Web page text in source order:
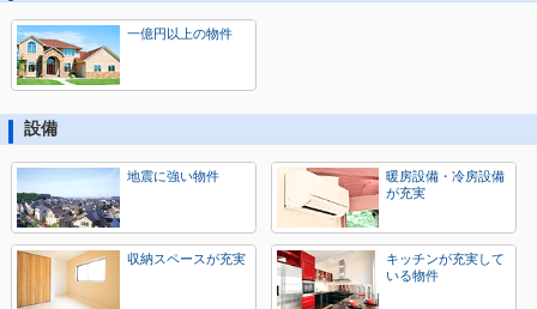
一億円以上の物件
設備
地震に強い物件
暖房設備・冷房設備
が充実
収納スペースが充実
キッチンが充実して
いる物件